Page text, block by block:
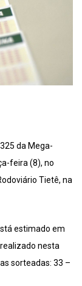
da Mega-
feira (8), no
Tietê, na
estimado em
nesta
sorteadas: 33 –